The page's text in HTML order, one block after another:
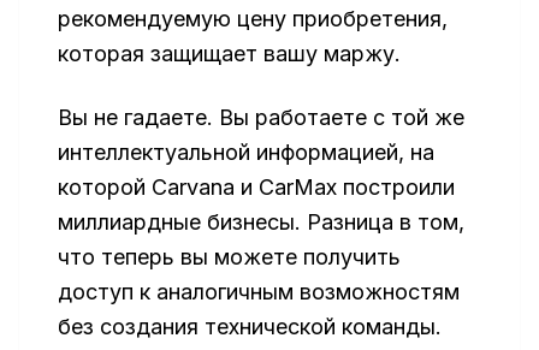
рекомендуемую цену приобретения,
которая защищает вашу маржу.
Вы не гадаете. Вы работаете с той же
интеллектуальной информацией, на
которой Carvana и CarMax построили
миллиардные бизнесы. Разница в том,
что теперь вы можете получить
доступ к аналогичным возможностям
без создания технической команды.